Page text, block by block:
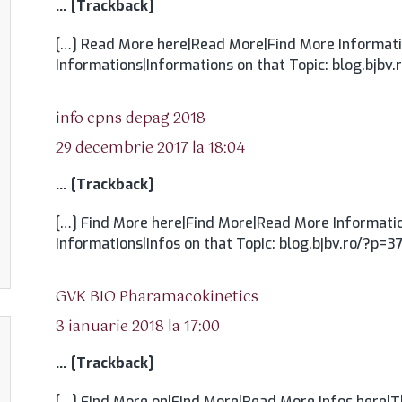
… [Trackback]
[…] Read More here|Read More|Find More
Informations|Informations on that Topic:
info cpns depag 2018
29 decembrie 2017 la 18:04
… [Trackback]
[…] Find More here|Find More|Read More
Informations|Infos on that Topic: blog.bjbv.ro/
GVK BIO Pharamacokinetics
3 ianuarie 2018 la 17:00
… [Trackback]